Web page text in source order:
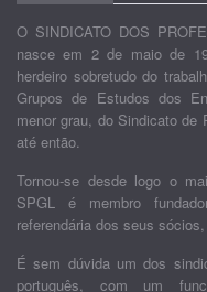
O SINDICATO DOS
nasce em 2 de maio de
herdeiro sobretudo do
Grupos de Estudos dos
menor grau, do Sindicato
até então.
Tornou-se desde logo o
SPGL é membro
referendária dos seus
É sem dúvida um dos
português, com um